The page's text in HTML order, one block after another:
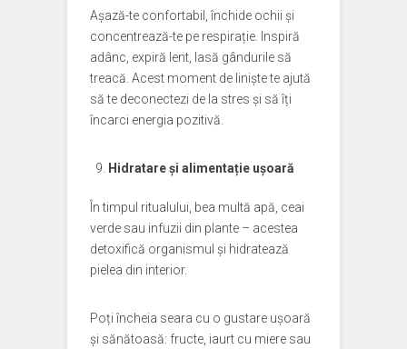
Așază-te confortabil, închide ochii și
concentrează-te pe respirație. Inspiră
adânc, expiră lent, lasă gândurile să
treacă. Acest moment de liniște te ajută
să te deconectezi de la stres și să îți
încarci energia pozitivă.
Hidratare și alimentație ușoară
În timpul ritualului, bea multă apă, ceai
verde sau infuzii din plante – acestea
detoxifică organismul și hidratează
pielea din interior.
Poți încheia seara cu o gustare ușoară
și sănătoasă: fructe, iaurt cu miere sau